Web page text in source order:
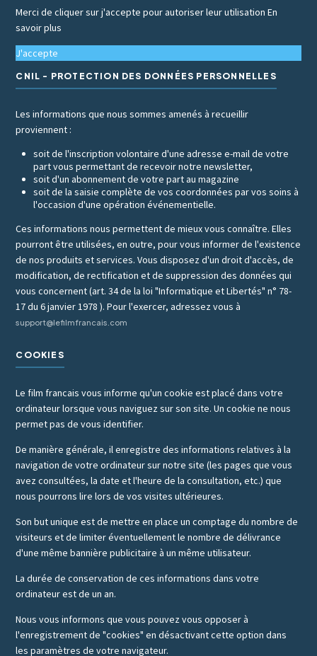
Merci de cliquer sur j'accepte pour autoriser leur utilisationEn
savoir plus
J'accepte
CNIL - PROTECTION DES DONNÉES PERSONNELLES
Les informations que nous sommes amenés à recueillir
proviennent :
soit de l'inscription volontaire d'une adresse e-mail de votre
part vous permettant de recevoir notre newsletter,
soit d'un abonnement de votre part au magazine
soit de la saisie complète de vos coordonnées par vos soins à
l'occasion d'une opération événementielle.
Ces informations nous permettent de mieux vous connaître. Elles
pourront être utilisées, en outre, pour vous informer de l'existence
de nos produits et services. Vous disposez d'un droit d'accès, de
modification, de rectification et de suppression des données qui
vous concernent (art. 34 de la loi "Informatique et Libertés" n° 78-
17 du 6 janvier 1978 ). Pour l'exercer, adressez vous à
support@lefilmfrancais.com
COOKIES
Le film francais vous informe qu'un cookie est placé dans votre
ordinateur lorsque vous naviguez sur son site. Un cookie ne nous
permet pas de vous identifier.
De manière générale, il enregistre des informations relatives à la
navigation de votre ordinateur sur notre site (les pages que vous
avez consultées, la date et l'heure de la consultation, etc.) que
nous pourrons lire lors de vos visites ultérieures.
Son but unique est de mettre en place un comptage du nombre de
visiteurs et de limiter éventuellement le nombre de délivrance
d'une même bannière publicitaire à un même utilisateur.
La durée de conservation de ces informations dans votre
ordinateur est de un an.
Nous vous informons que vous pouvez vous opposer à
l'enregistrement de "cookies" en désactivant cette option dans
les paramètres de votre navigateur.